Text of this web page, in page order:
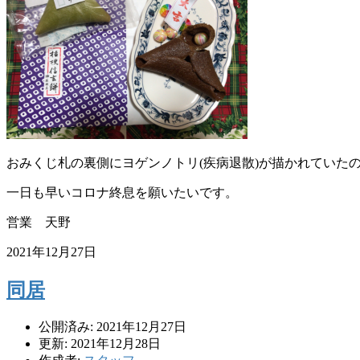
おみくじ札の裏側にヨゲンノトリ(疾病退散)が描かれていた
一日も早いコロナ終息を願いたいです。
営業 天野
2021年12月27日
同居
公開済み: 2021年12月27日
更新: 2021年12月28日